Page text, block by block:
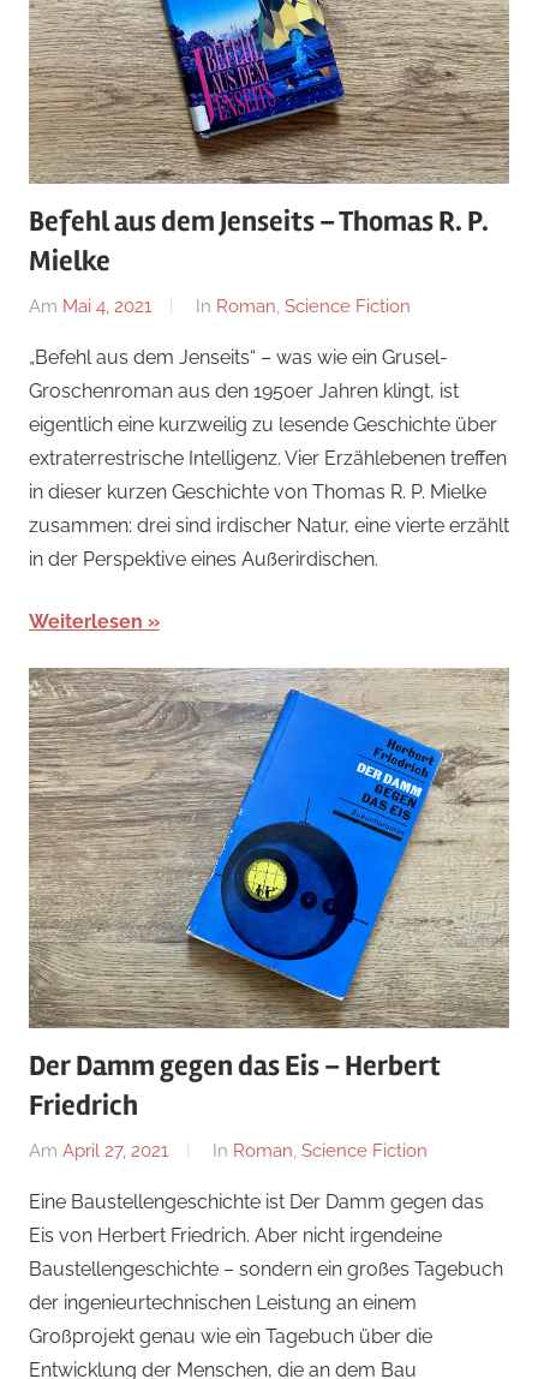
Befehl aus dem Jenseits – Thomas R. P.
Mielke
Am Mai 4, 2021
Von
In Roman, Science Fiction
„Befehl aus dem Jenseits“ – was wie ein Grusel-
Groschenroman aus den 1950er Jahren klingt, ist
eigentlich eine kurzweilig zu lesende Geschichte über
extraterrestrische Intelligenz. Vier Erzählebenen treffen
in dieser kurzen Geschichte von Thomas R. P. Mielke
zusammen: drei sind irdischer Natur, eine vierte erzählt
in der Perspektive eines Außerirdischen.
Weiterlesen
Der Damm gegen das Eis – Herbert
Friedrich
Am April 27, 2021
Von
In Roman, Science Fiction
Eine Baustellengeschichte ist Der Damm gegen das
Eis von Herbert Friedrich. Aber nicht irgendeine
Baustellengeschichte – sondern ein großes Tagebuch
der ingenieurtechnischen Leistung an einem
Großprojekt genau wie ein Tagebuch über die
Entwicklung der Menschen, die an dem Bau